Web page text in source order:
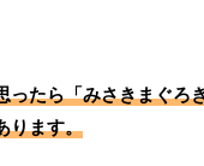
たら「みさきまぐ
ります。